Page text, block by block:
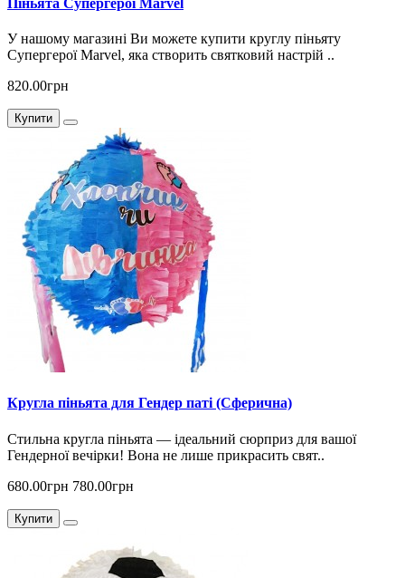
У нашому магазині Ви можете купити круглу піньяту
Супергерої Marvel, яка створить святковий настрій ..
820.00грн
Купити
Кругла піньята для Гендер паті (Сферична)
Стильна кругла піньята — ідеальний сюрприз для вашої
Гендерної вечірки! Вона не лише прикрасить свят..
680.00грн 780.00грн
Купити